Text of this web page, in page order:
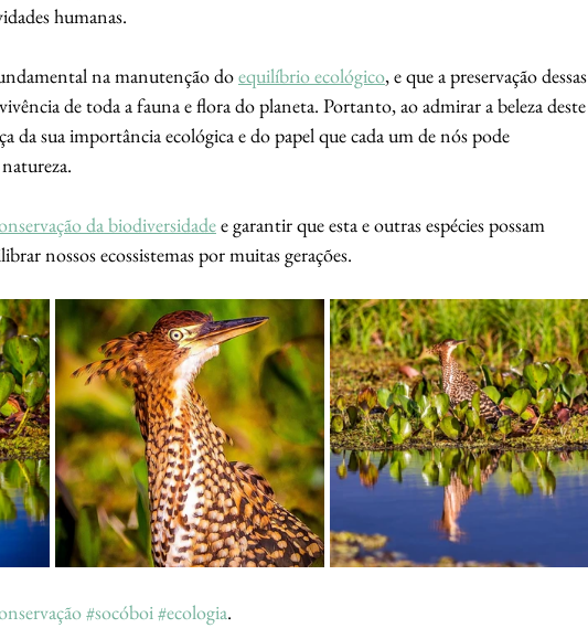
humanas.
na manutenção do equilíbrio ecológico, e que a preservação dessas
de toda a fauna e flora do planeta. Portanto, ao admirar a beleza deste
da sua importância ecológica e do papel que cada um de nós pode
da biodiversidade e garantir que esta e outras espécies possam
nossos ecossistemas por muitas gerações.
#socóboi#ecologia.